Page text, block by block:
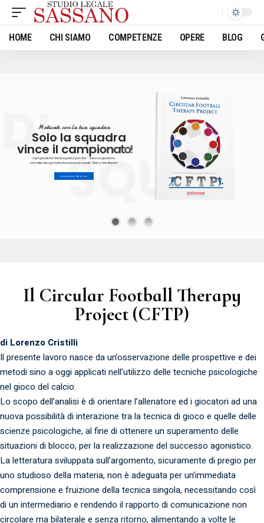
HOME CHI SIAMO COMPETENZE OPERE BLOG
DI
Motivati con la tua squadra
Solo la squadra
vince il campionato
Ogni giocatore che fa squadra può dire: ” Sono un giocatore
normale che ogni tanto fa cose eccezionali “ Marco Van Basten
ACQUISTA L'EBOOK
Il Circular Football Therapy
Project (CFTP)
di Lorenzo Cristilli
Il presente lavoro nasce da un’osservazione delle prospettive e dei
metodi sino a oggi applicati nell’utilizzo delle tecniche psicologiche
nel gioco del calcio.
Lo scopo dell’analisi è di orientare l’allenatore ed i giocatori ad una
nuova possibilità di interazione tra la tecnica di gioco e quelle delle
scienze psicologiche, al fine di ottenere un superamento delle
situazioni di blocco, per la realizzazione del successo agonistico.
La letteratura sviluppata sull’argomento, sicuramente di pregio per
uno studioso della materia, non è adeguata per un’immediata
comprensione e fruizione della tecnica singola, necessitando così
di un intermediario e rendendo il rapporto di comunicazione non
circolare ma bilaterale e senza ritorno, alimentando a volte le